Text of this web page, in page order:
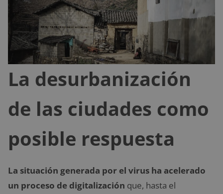
La desurbanización
de las ciudades como
posible respuesta
La situación generada por el virus ha acelerado
un proceso de digitalización que, hasta el